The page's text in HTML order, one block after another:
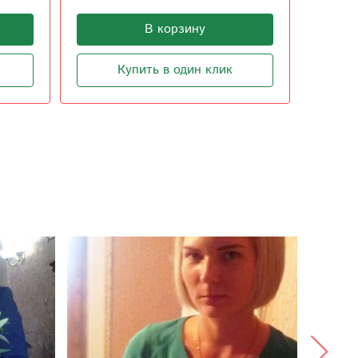
В корзину
Купить в один клик